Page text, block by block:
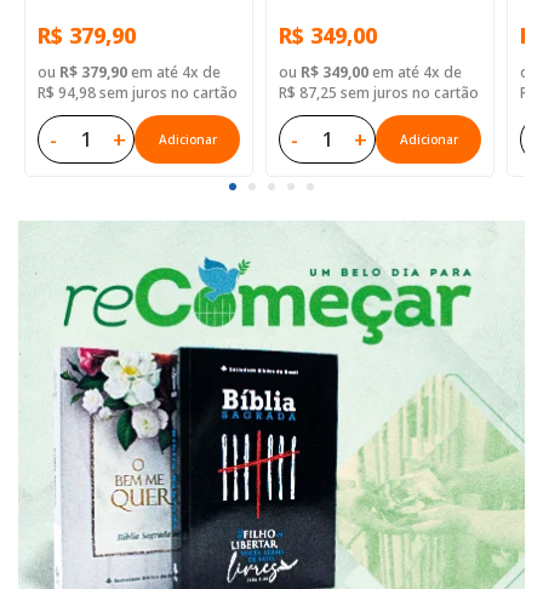
— 52 Biblias
R$ 379,90
ou R$ 379,90em até 4x de
R$ 94,98 sem juros no cartão
- + Adicionar
— Mude Brasil
R$ 349,00
ou R$ 349,00em até 4x de
R$ 87,25 sem juros no cartão
- + Adicionar
—
ou
R$